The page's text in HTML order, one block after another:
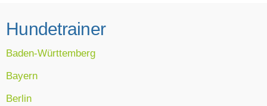
Hundetrainer
Baden-Württemberg
Bayern
Berlin